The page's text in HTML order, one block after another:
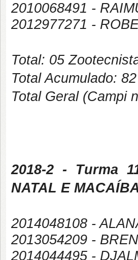
2010068491 -
2012977271 -
Total: 05
Total Acumulado:
Total Geral (Campi
2018-2- Turma
NATAL E
2014048108 -
2013054209 -
2014044495 -